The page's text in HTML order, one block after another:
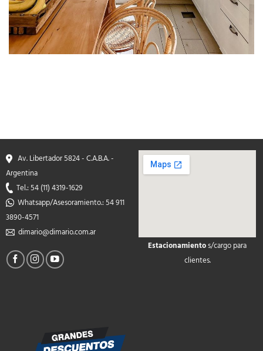
Av. Libertador 5824 - C.A.B.A. -
Argentina
Tel.: 54 (11) 4319-1629
Whatsapp/Asesoramiento.: 54 911
3890-4571
dimario@dimario.com.ar
soap2day
google maps on your
Estacionamientos/cargo para
clientes.